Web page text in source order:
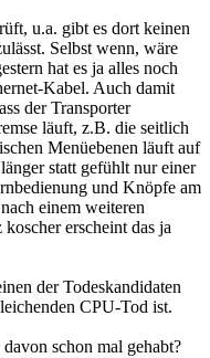
u.a. gibt es dort keinen
Selbst wenn, wäre
hat es ja alles noch
Kabel. Auch damit
der Transporter
läuft, z.B. die seitlich
Menüebenen läuft auf
statt gefühlt nur einer
und Knöpfe am
einem weiteren
erscheint das ja
der Todeskandidaten
CPU-Tod ist.
schon mal gehabt?